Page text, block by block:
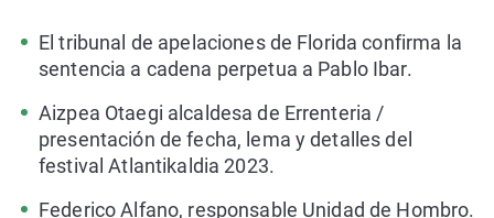
El tribunal de apelaciones de Florida confirma la
sentencia a cadena perpetua a Pablo Ibar.
Aizpea Otaegi alcaldesa de Errenteria /
presentación de fecha, lema y detalles del
festival Atlantikaldia 2023.
Federico Alfano, responsable Unidad de Hombro.